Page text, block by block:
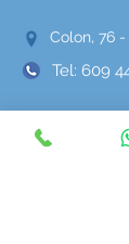
Colon, 76 -
Tel: 609
Carretera